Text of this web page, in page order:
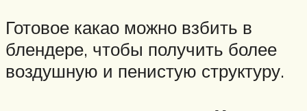
Готовое какао можно взбить в
блендере, чтобы получить более
воздушную и пенистую структуру.